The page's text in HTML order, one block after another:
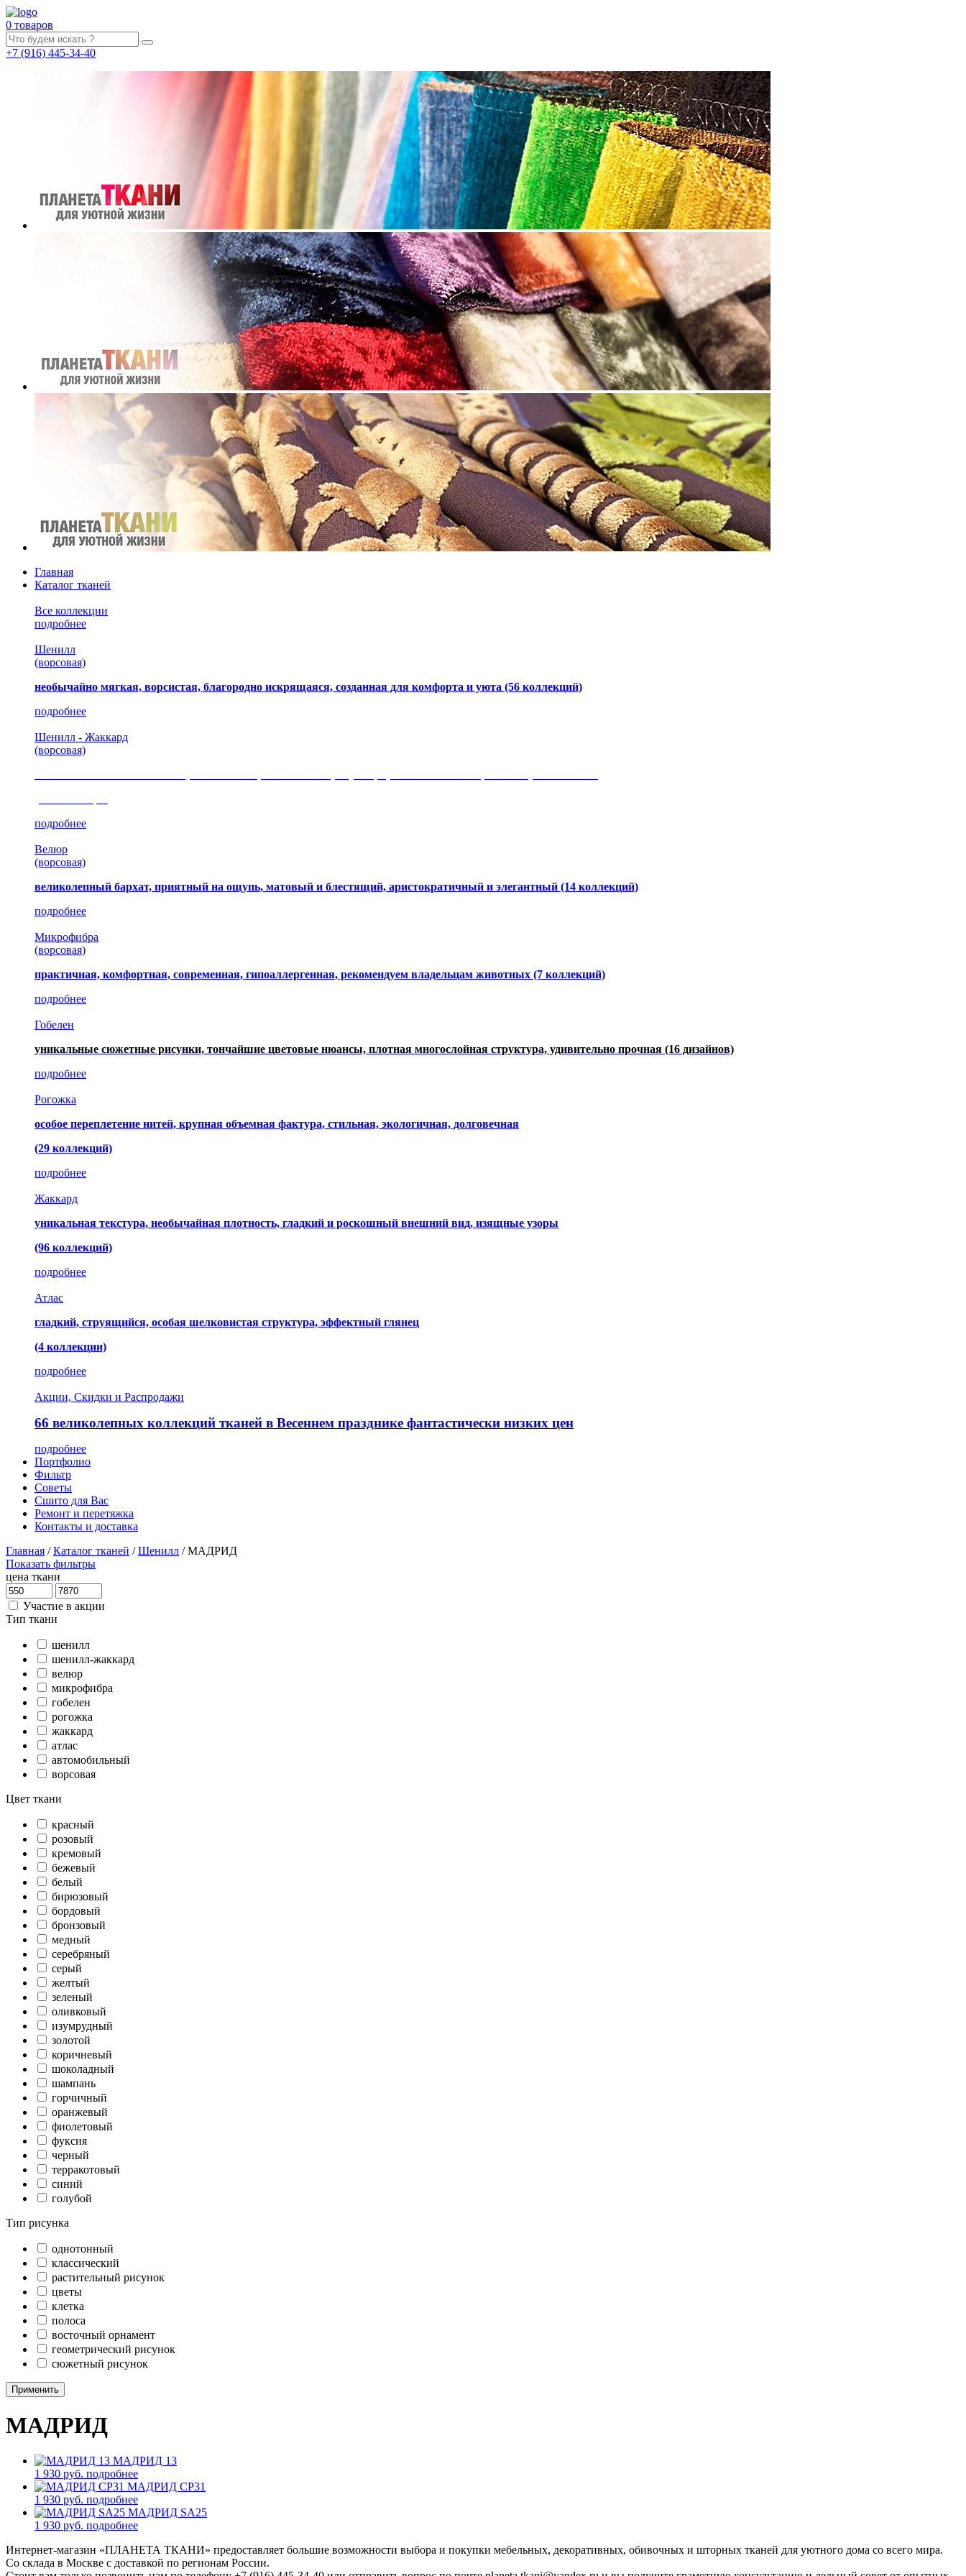
0 товаров
+7 (916) 445-34-40
Главная
Каталог тканей
Все коллекции
подробнее
Шенилл
(ворсовая)
необычайно мягкая, ворсистая, благородно искрящаяся, созданная для комфорта и уюта (56 коллекций)
подробнее
Шенилл - Жаккард
(ворсовая)
подробнее
Велюр
(ворсовая)
великолепный бархат, приятный на ощупь, матовый и блестящий, аристократичный и элегантный (14 коллекций)
подробнее
Микрофибра
(ворсовая)
практичная, комфортная, современная, гипоаллергенная, рекомендуем владельцам животных (7 коллекций)
подробнее
Гобелен
уникальные сюжетные рисунки, тончайшие цветовые нюансы, плотная многослойная структура, удивительно прочная (16 дизайнов)
подробнее
Рогожка
особое переплетение нитей, крупная объемная фактура, стильная, экологичная, долговечная
(29 коллекций)
подробнее
Жаккард
уникальная текстура, необычайная плотность, гладкий и роскошный внешний вид, изящные узоры
(96 коллекций)
подробнее
Атлас
гладкий, струящийся, особая шелковистая структура, эффектный глянец
(4 коллекции)
подробнее
Акции, Скидки и Распродажи
66 великолепных коллекций тканей в Весеннем празднике фантастически низких цен
подробнее
Портфолио
Фильтр
Советы
Сшито для Вас
Ремонт и перетяжка
Контакты и доставка
Главная / Каталог тканей / Шенилл / МАДРИД
Показать фильтры
цена ткани
Участие в акции
Тип ткани
шенилл
шенилл-жаккард
велюр
микрофибра
гобелен
рогожка
жаккард
атлас
автомобильный
ворсовая
Цвет ткани
красный
розовый
кремовый
бежевый
белый
бирюзовый
бордовый
бронзовый
медный
серебряный
серый
желтый
зеленый
оливковый
изумрудный
золотой
коричневый
шоколадный
шампань
горчичный
оранжевый
фиолетовый
фуксия
черный
терракотовый
синий
голубой
Тип рисунка
однотонный
классический
растительный рисунок
цветы
клетка
полоса
восточный орнамент
геометрический рисунок
сюжетный рисунок
Применить
МАДРИД
МАДРИД 13
1 930 руб. подробнее
МАДРИД CP31
1 930 руб. подробнее
МАДРИД SA25
1 930 руб. подробнее
Интернет-магазин «ПЛАНЕТА ТКАНИ» предоставляет большие возможности выбора и покупки мебельных, декоративных, обивочных и шторных тканей для уютного дома со всего мира.
Со склада в Москве с доставкой по регионам России.